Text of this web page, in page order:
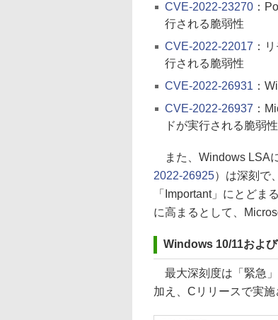
CVE-2022-23270 ：
行される脆弱性
CVE-2022-22017 ：
行される脆弱性
CVE-2022-26931 ：
CVE-2022-26937 ：
ドが実行される脆弱性
また、Windows LSA
2022-26925）は深刻で
「Important」にとどま
に高まるとして、
Windows 10/11およ
最大深刻度は「緊急
加え、Cリリースで実施